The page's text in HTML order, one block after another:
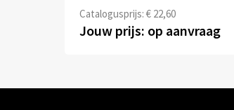
Catalogusprijs: € 22,60
Jouw prijs: op aanvraag